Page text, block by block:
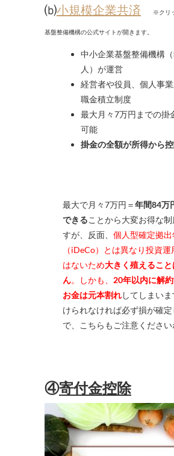
⒝小規模企業共済 ※クリ
基盤整備機構の公式サイトが開きます。
中小企業基盤整備機構
人）が運営
経営者や役員、個人事
職金積立制度
最大月々7万円までの掛
可能
掛金の全額が所得から
最大で月々7万円＝年間84万
できることから大変お得な
すが、反面、 個人型確定拠出
（iDeCo）とは異なり投資
はないため大きく殖えるこ
ん。しかも、 20年以内に解
お金は元本割れしてしまい
けられなければ必ず損が確
で、こちらもご注意ください
④寄付金控除